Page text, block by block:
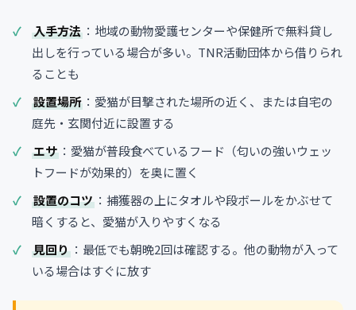
入手方法 ：地域の動物愛護センターや保健所で無料貸し
出しを行っている場合が多い。TNR活動団体から借りられ
ることも
設置場所 ：愛猫が目撃された場所の近く、または自宅の
庭先・玄関付近に設置する
エサ ：愛猫が普段食べているフード（匂いの強いウェッ
トフードが効果的）を奥に置く
設置のコツ ：捕獲器の上にタオルや段ボールをかぶせて
暗くすると、愛猫が入りやすくなる
見回り ：最低でも朝晩2回は確認する。他の動物が入って
いる場合はすぐに放す